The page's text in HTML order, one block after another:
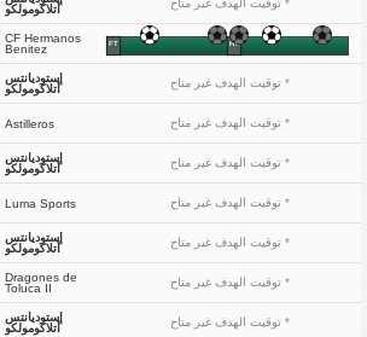
أتلاكومولكو
* توقيت الهدف غير متاح
CF Hermanos
Benitez
HT
FT
إستوديانتس
أتلاكومولكو
* توقيت الهدف غير متاح
Astilleros * توقيت الهدف غير متاح
إستوديانتس
أتلاكومولكو
* توقيت الهدف غير متاح
Luma Sports * توقيت الهدف غير متاح
إستوديانتس
أتلاكومولكو
* توقيت الهدف غير متاح
Dragones de
Toluca II
* توقيت الهدف غير متاح
إستوديانتس
أتلاكومولكو
* توقيت الهدف غير متاح